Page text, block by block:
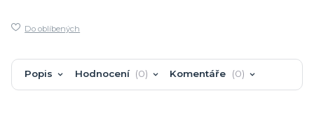
Do oblíbených
Popis Hodnocení 0 Komentáře 0